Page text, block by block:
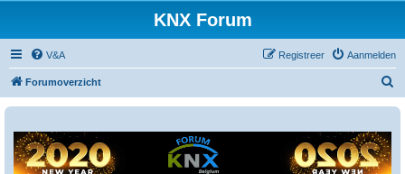
KNX Forum
V&A Aanmelden
Registreer
Forumoverzicht